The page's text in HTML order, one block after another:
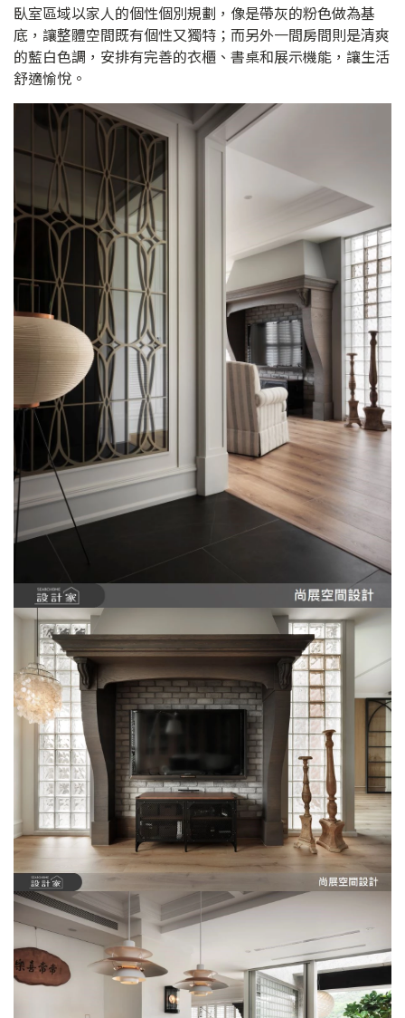
臥室區域以家人的個性個別規劃，像是帶灰的粉色做為基
底，讓整體空間既有個性又獨特；而另外一間房間則是清爽
的藍白色調，安排有完善的衣櫃、書桌和展示機能，讓生活
舒適愉悅。